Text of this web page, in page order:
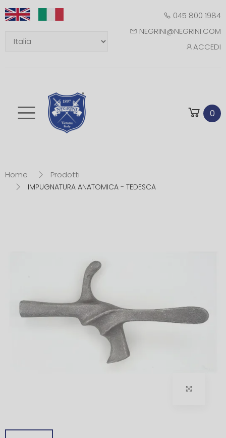
045 800 1984
NEGRINI@NEGRINI.COM
ACCEDI
Toggle mobile 0
Home Prodotti
IMPUGNATURA ANATOMICA - TEDESCA